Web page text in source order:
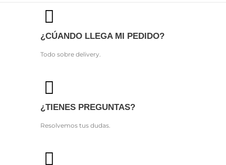
¿CÚANDO LLEGA MI PEDIDO?
Todo sobre delivery.
¿TIENES PREGUNTAS?
Resolvemos tus dudas.